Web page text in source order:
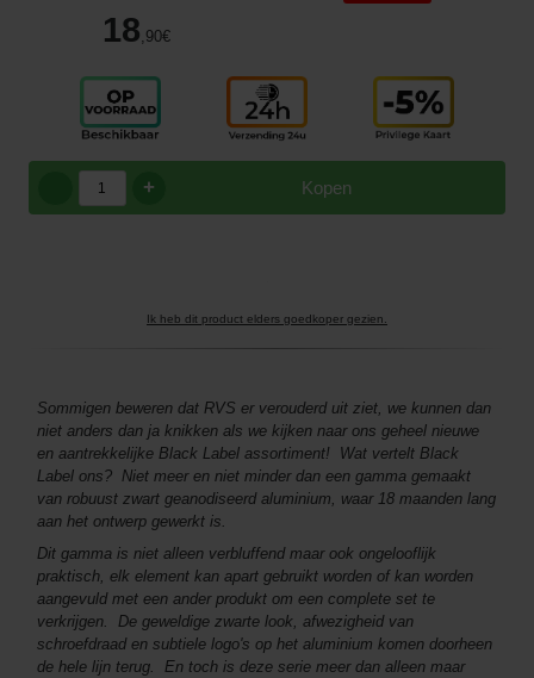
18 ,90€
Kopen
+
Ik heb dit product elders goedkoper gezien.
Sommigen beweren dat RVS er verouderd uit ziet, we kunnen dan
niet anders dan ja knikken als we kijken naar ons geheel nieuwe
en aantrekkelijke Black Label assortiment! Wat vertelt Black
Label ons? Niet meer en niet minder dan een gamma gemaakt
van robuust zwart geanodiseerd aluminium, waar 18 maanden lang
aan het ontwerp gewerkt is.
Dit gamma is niet alleen verbluffend maar ook ongelooflijk
praktisch, elk element kan apart gebruikt worden of kan worden
aangevuld met een ander produkt om een complete set te
verkrijgen. De geweldige zwarte look, afwezigheid van
schroefdraad en subtiele logo's op het aluminium komen doorheen
de hele lijn terug. En toch is deze serie meer dan alleen maar